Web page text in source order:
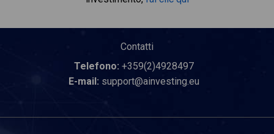
Contatti
Telefono: +359(2)4928497
E-mail: support@ainvesting.eu